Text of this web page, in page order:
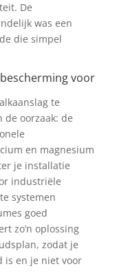
De
was een
die simpel
voor
te
de oorzaak: de
en magnesium
je installatie
industriële
systemen
goed
zo’n oplossing
zodat je
is en je niet voor